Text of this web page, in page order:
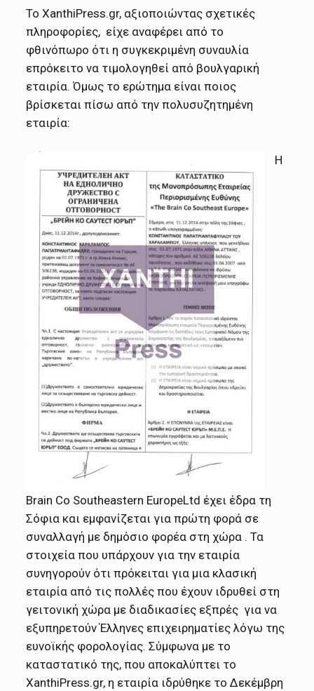
Το XanthiPress.gr, αξιοποιώντας σχετικές
πληροφορίες, είχε αναφέρει από το
φθινόπωρο ότι η συγκεκριμένη συναυλία
επρόκειτο να τιμολογηθεί από βουλγαρική
εταιρία. Όμως το ερώτημα είναι ποιος
βρίσκεται πίσω από την πολυσυζητημένη
εταιρία:
Η
Brain Co Southeastern EuropeLtd έχει έδρα τη
Σόφια και εμφανίζεται για πρώτη φορά σε
συναλλαγή με δημόσιο φορέα στη χώρα . Τα
στοιχεία που υπάρχουν για την εταιρία
συνηγορούν ότι πρόκειται για μια κλασική
εταιρία από τις πολλές που έχουν ιδρυθεί στη
γειτονική χώρα με διαδικασίες εξπρές για να
εξυπηρετούν Έλληνες επιχειρηματίες λόγω της
ευνοϊκής φορολογίας. Σύμφωνα με το
καταστατικό της, που αποκαλύπτει το
XanthiPress.gr, η εταιρία ιδρύθηκε το Δεκέμβρη